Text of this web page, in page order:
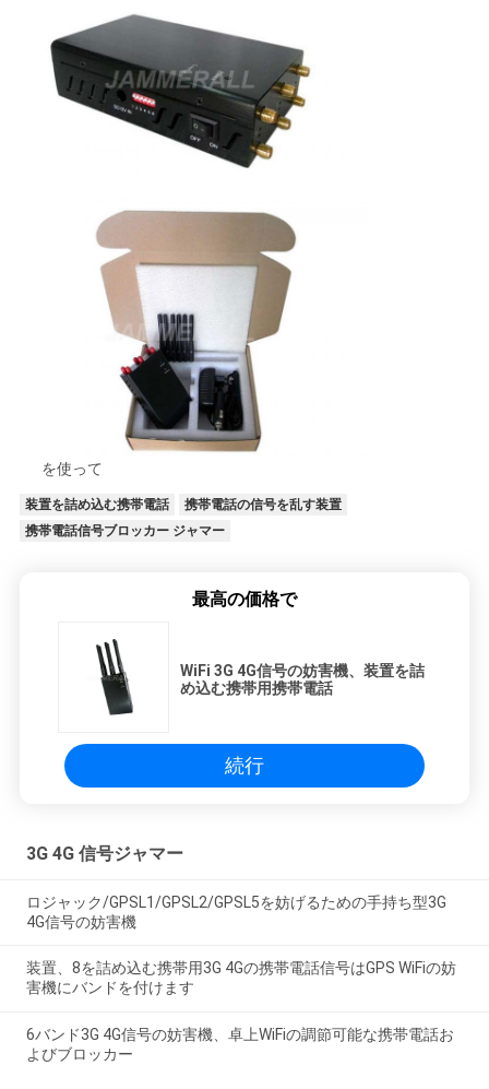
PRIVACY
を使って
装置を詰め込む携帯電話
携帯電話の信号を乱す装置
携帯電話信号ブロッカー ジャマー
最高の価格で
WiFi 3G 4G信号の妨害機、装置を詰
め込む携帯用携帯電話
続行
3G 4G 信号ジャマー
ロジャック/GPSL1/GPSL2/GPSL5を妨げるための手持ち型3G
4G信号の妨害機
装置、8を詰め込む携帯用3G 4Gの携帯電話信号はGPS WiFiの妨
害機にバンドを付けます
6バンド3G 4G信号の妨害機、卓上WiFiの調節可能な携帯電話お
よびブロッカー